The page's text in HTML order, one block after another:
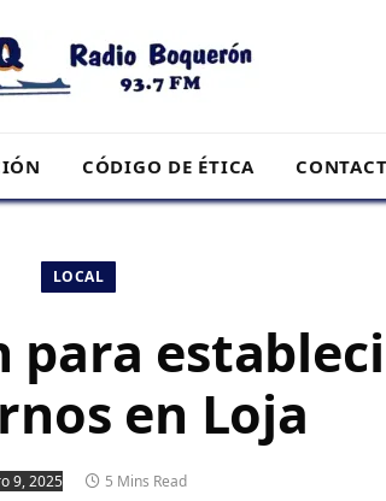
CÓDIGO DE ÉTICA
LOCAL
para
en Loja
9, 2025 5 Mins Read